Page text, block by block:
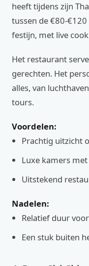
heeft tijdens zijn
tussen de €80-
festijn, met live
Het restaurant
gerechten. Het
alles, van
tours.
Voordelen:
Prachtig uitzicht
Luxe kamers
Uitstekend
Nadelen:
Relatief duur
Een stuk buiten